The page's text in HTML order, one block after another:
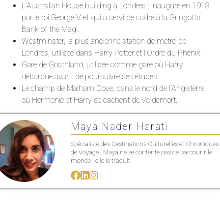
L’Australian House building à Londres : inauguré en 1918
par le roi George V et qui a servi de cadre à la Gringotts
Bank of the Magi.
Westminster, la plus ancienne station de métro de
Londres, utilisée dans Harry Potter et l’Ordre du Phénix.
Gare de Goathland, utilisée comme gare où Harry
débarque avant de poursuivre ses études.
Le champ de Malham Cove, dans le nord de l’Angleterre,
où Hermonie et Harry se cachent de Voldemort.
Maya Nader Harati
Spécialiste des Destinations Culturelles et
de Voyage . Maya ne se contente pas de parcourir le
monde ; elle le traduit.